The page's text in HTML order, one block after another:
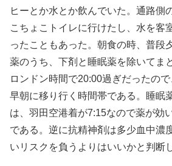
ヒーとか水とか飲んでいた。通路側
こちょこトイレに行けたし、水を客
ったこともあった。朝食の時、普段
薬のうち、下剤と睡眠薬を除いてま
ロンドン時間で20:00過ぎだったの
早朝に移り行く時間帯である。睡眠
は、羽田空港着が7:15なので薬が効
である。逆に抗精神剤は多少血中濃
いリスクを負うよりはいいかと判断